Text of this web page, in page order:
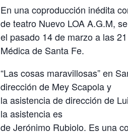
En una coproducción inédita
de teatro Nuevo LOA A.G.M,
el pasado 14 de marzo a las
Médica de Santa Fe.
“Las cosas maravillosas” en
dirección de Mey Scapola y
la asistencia de dirección de
la asistencia es
de Jerónimo Rubiolo. Es una